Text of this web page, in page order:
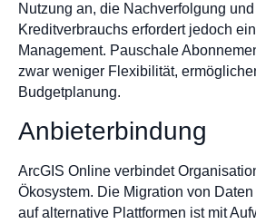
Nutzung an, die Nachverfolgung
Kreditverbrauchs erfordert jedoch
Management. Pauschale
zwar weniger Flexibilität,
Budgetplanung.
Anbieterbindung
ArcGIS Online verbindet
Ökosystem. Die Migration von
auf alternative Plattformen ist mit